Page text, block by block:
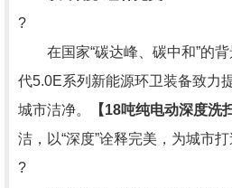
?
在国家“碳达峰、碳中和”的背
代5.0E系列新能源环卫装备致力
城市洁净。
【18吨纯电动深度洗
洁，以“深度”诠释完美，为城市打
?